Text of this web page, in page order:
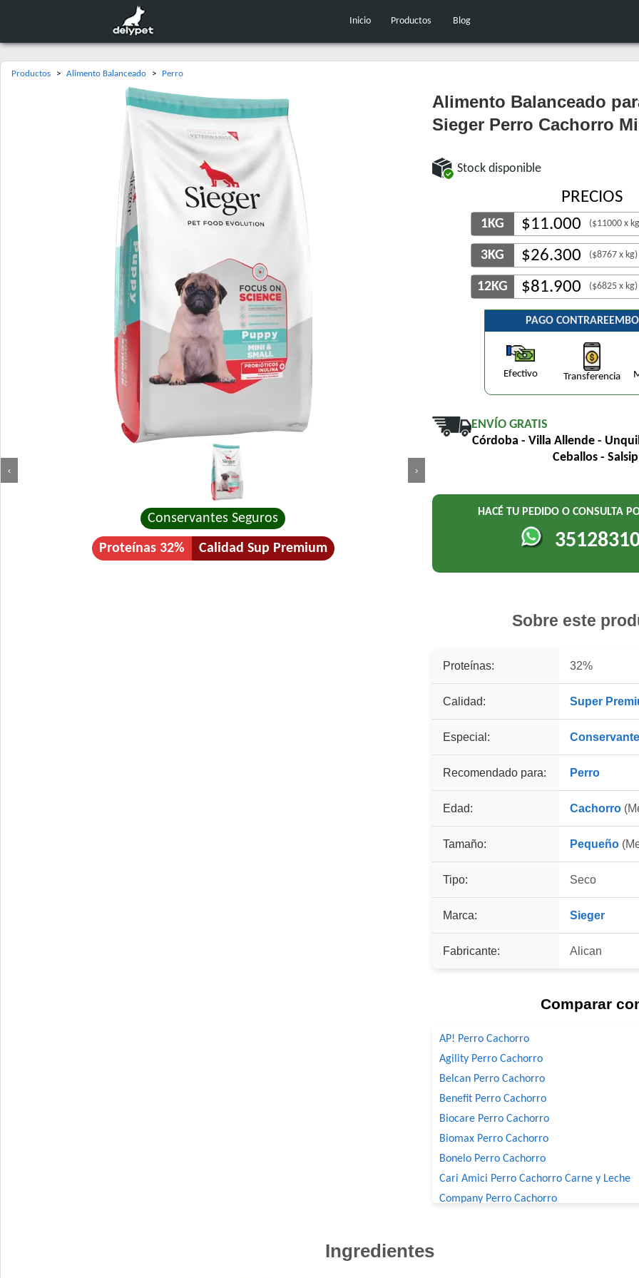
Inicio Productos Blog
Productos > Alimento Balanceado > Perro
‹ ›
Conservantes Seguros
Proteínas 32% Calidad Sup Premium
Alimento Balanceado
Sieger Perro Cachorro
Stock disponible
PRECIOS
1KG $11.000 ($11000 x
3KG $26.300 ($8767 x kg)
12KG $81.900 ($6825 x kg)
PAGO
Efectivo Transferencia
ENVÍO GRATIS
Córdoba - Villa Allende -
Ceballos -
HACÉ TU PEDIDO O CONSULTA
Sobre este
Proteínas: 32%
Calidad: Super
Especial:
Recomendado para: Perro
Edad: Cachorro
Tamaño: Pequeño
Tipo: Seco
Marca: Sieger
Fabricante: Alican
Comparar
AP! Perro Cachorro
Agility Perro Cachorro
Belcan Perro Cachorro
Benefit Perro Cachorro
Biocare Perro Cachorro
Biomax Perro Cachorro
Bonelo Perro Cachorro
Cari Amici Perro Cachorro Carne y Leche
Company Perro Cachorro
Ingredientes